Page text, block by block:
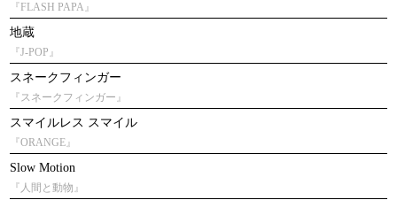
『FLASH PAPA』
地蔵
『J-POP』
スネークフィンガー
『スネークフィンガー』
スマイルレス スマイル
『ORANGE』
Slow Motion
『人間と動物』